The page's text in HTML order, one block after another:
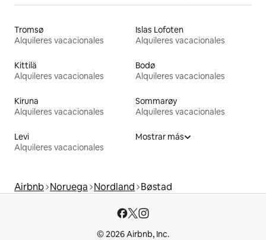
Tromsø
Alquileres vacacionales
Islas Lofoten
Alquileres vacacionales
Kittilä
Alquileres vacacionales
Bodø
Alquileres vacacionales
Kiruna
Alquileres vacacionales
Sommarøy
Alquileres vacacionales
Levi
Alquileres vacacionales
Mostrar más
Airbnb Noruega Nordland Bøstad
© 2026 Airbnb, Inc.